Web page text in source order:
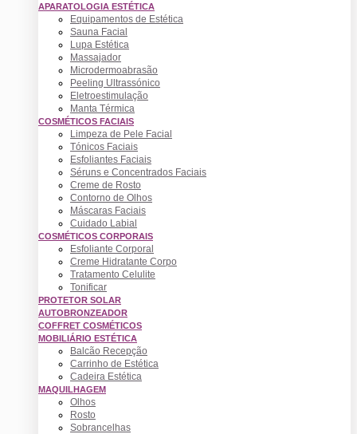
APARATOLOGIA ESTÉTICA
Equipamentos de Estética
Sauna Facial
Lupa Estética
Massajador
Microdermoabrasão
Peeling Ultrassónico
Eletroestimulação
Manta Térmica
COSMÉTICOS FACIAIS
Limpeza de Pele Facial
Tónicos Faciais
Esfoliantes Faciais
Séruns e Concentrados Faciais
Creme de Rosto
Contorno de Olhos
Máscaras Faciais
Cuidado Labial
COSMÉTICOS CORPORAIS
Esfoliante Corporal
Creme Hidratante Corpo
Tratamento Celulite
Tonificar
PROTETOR SOLAR
AUTOBRONZEADOR
COFFRET COSMÉTICOS
MOBILIÁRIO ESTÉTICA
Balcão Recepção
Carrinho de Estética
Cadeira Estética
MAQUILHAGEM
Olhos
Rosto
Sobrancelhas